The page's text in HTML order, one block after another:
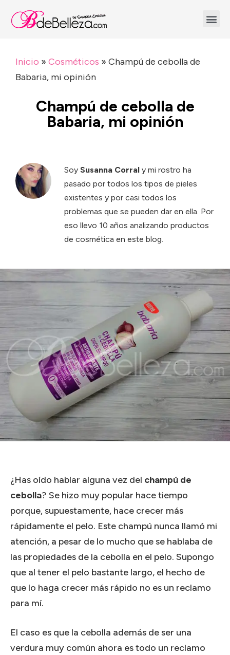
Inicio » Cosméticos » Champú de cebolla de
Babaria, mi opinión
Champú de cebolla de
Babaria, mi opinión
Soy Susanna Corral y mi rostro ha
pasado por todos los tipos de pieles
existentes y por casi todos los
problemas que se pueden dar en ella. Por
eso llevo 10 años analizando productos
de cosmética en este blog.
¿Has oído hablar alguna vez del champú de
cebolla? Se hizo muy popular hace tiempo
porque, supuestamente, hace crecer más
rápidamente el pelo. Este champú nunca llamó mi
atención, a pesar de lo mucho que se hablaba de
las propiedades de la cebolla en el pelo. Supongo
que al tener el pelo bastante largo, el hecho de
que lo haga crecer más rápido no es un reclamo
para mí.
El caso es que la cebolla además de ser una
verdura muy común ahora es todo un reclamo